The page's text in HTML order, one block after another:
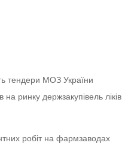
тендери МОЗ України
ринку держзакупівель
робіт на фармзаводах